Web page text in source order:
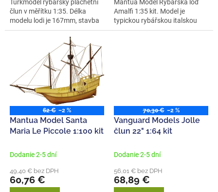
Türkmodel rybářský plachetní
člun v měřítku 1:35. Délka
modelu lodi je 167mm, stavba
převážně...
Mantua Model Rybářská loď
Amalfi 1:35 kit. Model je
typickou rybářskou italskou
lodí....
62 € –2 %
Mantua Model Santa
Maria Le Piccole 1:100 kit
Dodanie 2-5 dní
49,40 € bez DPH
60,76 €
70,30 € –2 %
Vanguard Models Jolle
člun 22" 1:64 kit
Dodanie 2-5 dní
56,01 € bez DPH
68,89 €